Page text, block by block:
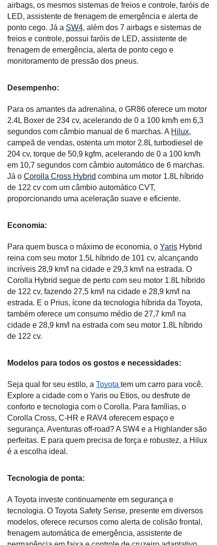
airbags, os mesmos sistemas de freios e controle, faróis de
LED, assistente de frenagem de emergência e alerta de
ponto cego. Já a SW4, além dos 7 airbags e sistemas de
freios e controle, possui faróis de LED, assistente de
frenagem de emergência, alerta de ponto cego e
monitoramento de pressão dos pneus.
Desempenho:
Para os amantes da adrenalina, o GR86 oferece um motor
2.4L Boxer de 234 cv, acelerando de 0 a 100 km/h em 6,3
segundos com câmbio manual de 6 marchas. A Hilux,
campeã de vendas, ostenta um motor 2.8L turbodiesel de
204 cv, torque de 50,9 kgfm, acelerando de 0 a 100 km/h
em 10,7 segundos com câmbio automático de 6 marchas.
Já o Corolla Cross Hybrid combina um motor 1.8L híbrido
de 122 cv com um câmbio automático CVT,
proporcionando uma aceleração suave e eficiente.
Economia:
Para quem busca o máximo de economia, o Yaris Hybrid
reina com seu motor 1.5L híbrido de 101 cv, alcançando
incríveis 28,9 km/l na cidade e 29,3 km/l na estrada. O
Corolla Hybrid segue de perto com seu motor 1.8L híbrido
de 122 cv, fazendo 27,5 km/l na cidade e 28,9 km/l na
estrada. E o Prius, ícone da tecnologia híbrida da Toyota,
também oferece um consumo médio de 27,7 km/l na
cidade e 28,9 km/l na estrada com seu motor 1.8L híbrido
de 122 cv.
Modelos para todos os gostos e necessidades:
Seja qual for seu estilo, a Toyota tem um carro para você.
Explore a cidade com o Yaris ou Etios, ou desfrute de
conforto e tecnologia com o Corolla. Para famílias, o
Corolla Cross, C-HR e RAV4 oferecem espaço e
segurança. Aventuras off-road? A SW4 e a Highlander são
perfeitas. E para quem precisa de força e robustez, a Hilux
é a escolha ideal.
Tecnologia de ponta:
A Toyota investe continuamente em segurança e
tecnologia. O Toyota Safety Sense, presente em diversos
modelos, oferece recursos como alerta de colisão frontal,
frenagem automática de emergência, assistente de